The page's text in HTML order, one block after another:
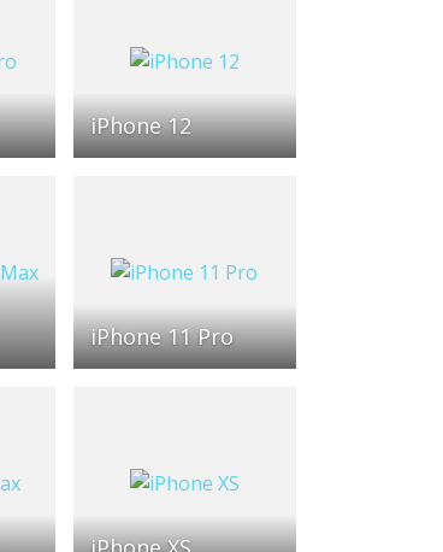
iPhone 12
iPhone 11 Pro